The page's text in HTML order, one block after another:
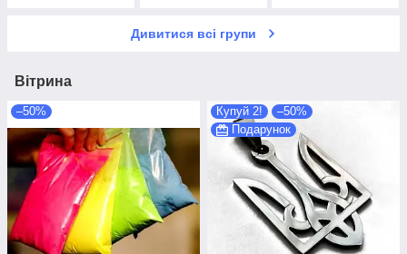
Дивитися всі групи
Вітрина
–50% Купуй 2!
–50%
Подарунок